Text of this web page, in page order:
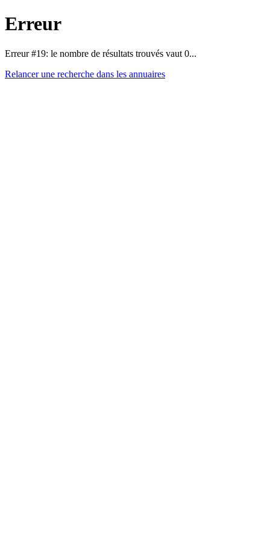
Erreur
Erreur #19: le nombre de résultats trouvés vaut 0...
Relancer une recherche dans les annuaires